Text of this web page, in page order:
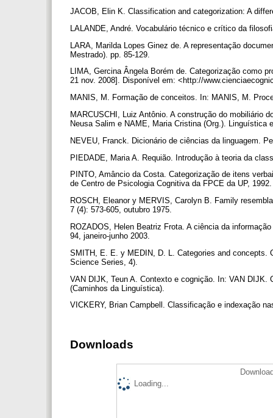
JACOB, Elin K. Classification and categorization: A
LALANDE, André. Vocabulário técnico e crítico da
LARA, Marilda Lopes Ginez de. A representação
Mestrado). pp. 85-129.
LIMA, Gercina Ângela Borém de. Categorização como
21 nov. 2008]. Disponível em: <http://
MANIS, M. Formação de conceitos. In: MANIS, M.
MARCUSCHI, Luiz Antônio. A construção do mobiliário
Neusa Salim e NAME, Maria Cristina (Org.).
NEVEU, Franck. Dicionário de ciências da linguagem.
PIEDADE, Maria A. Requião. Introdução à teoria da
PINTO, Amâncio da Costa. Categorização de itens
de Centro de Psicologia Cognitiva da FPCE da UP,
ROSCH, Eleanor y MERVIS, Carolyn B. Family
7 (4): 573-605, outubro 1975.
ROZADOS, Helen Beatriz Frota. A ciência da
94, janeiro-junho 2003.
SMITH, E. E. y MEDIN, D. L. Categories and concepts.
Science Series, 4).
VAN DIJK, Teun A. Contexto e cognição. In: VAN
(Caminhos da Linguística).
VICKERY, Brian Campbell. Classificação e indexação
Downloads
Loading...